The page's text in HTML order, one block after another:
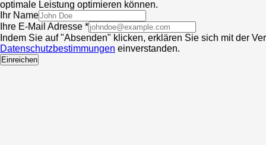
optimale Leistung optimieren können.
Ihr Name
Ihre E-Mail Adresse *
Indem Sie auf "Absenden" klicken, erklären Sie sich mit der
Datenschutzbestimmungen einverstanden.